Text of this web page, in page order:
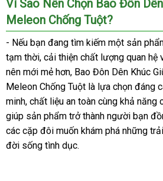
Vì Sao Nên Chọn Bao Đôn
Meleon Chống Tuột?
- Nếu bạn đang tìm kiếm một sản
tạm thời, cải thiện chất lượng quan hệ
nên mới mẻ hơn, Bao Đôn Dên Khúc
Meleon Chống Tuột là lựa chọn đáng
minh, chất liệu an toàn cùng khả năng
giúp sản phẩm trở thành người bạn
các cặp đôi muốn khám phá những
đời sống tình dục.